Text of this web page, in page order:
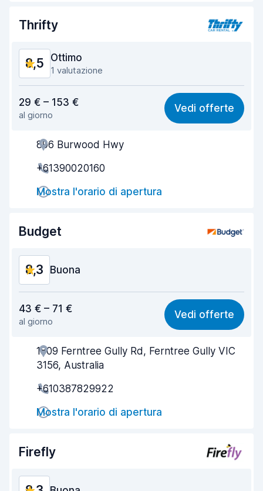
9,1
Thrifty
8,5 Ottimo
1 valutazione
8,4
Facile da trovare 8,2
Gentilezza degli agenti
Rapidità del ritiro
Rapidità della riconsegna
29 € – 153 €
al giorno
Vedi offerte
896 Burwood Hwy
+61390020160
Mostra l'orario di apertura
Budget
8,3 Buona
8,1
Facile da trovare 8,2
Gentilezza degli agenti 8,3
Condizioni dell'auto 8,5
43 € – 71 €
al giorno
Vedi offerte
1809 Ferntree Gully Rd, Ferntree Gully VIC
3156, Australia
+610387829922
Mostra l'orario di apertura
Firefly